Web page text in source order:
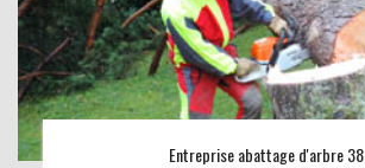
Entreprise abattage d'arbre 38